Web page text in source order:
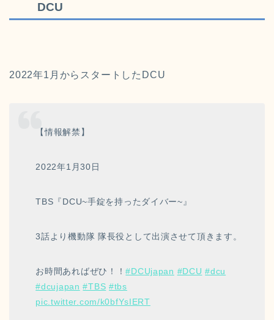
DCU
2022年1月からスタートしたDCU
【情報解禁】
2022年1月30日
TBS『DCU~手錠を持ったダイバー~』
3話より機動隊 隊長役として出演させて頂きます。
お時間あればぜひ！！#DCUjapan #DCU #dcu
#dcujapan #TBS #tbs
pic.twitter.com/k0bfYsIERT